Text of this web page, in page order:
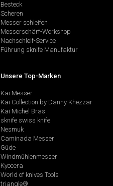
Besteck
Scheren
Messer schleifen
Messerschärf-Workshop
Nachschleif-Service
Führung sknife Manufaktur
Unsere Top-Marken
Kai Messer
Kai Collection by Danny Khezzar
Kai Michel Bras
sknife swiss knife
Nesmuk
Caminada Messer
Güde
Windmühlenmesser
Kyocera
World of knives Tools
triangle®